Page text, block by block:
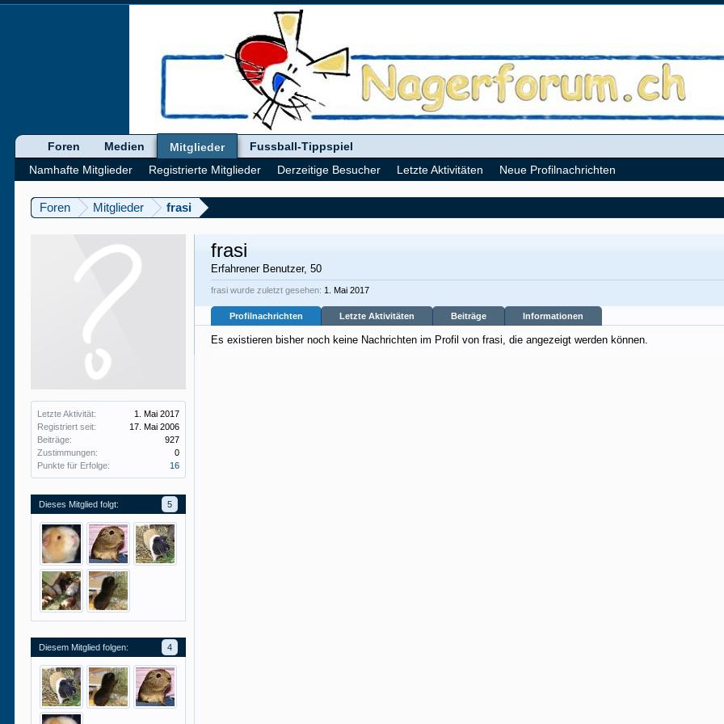
Foren Mitglieder frasi
Letzte Aktivität:
1. Mai 2017
Registriert seit:
17. Mai 2006
Beiträge:
927
Zustimmungen:
0
Punkte für Erfolge:
16
Dieses Mitglied folgt: 5
Diesem Mitglied folgen: 4
frasi
Erfahrener Benutzer, 50
frasi wurde zuletzt gesehen: 1. Mai 2017
Profilnachrichten Letzte Aktivitäten Beiträge Informationen
Es existieren bisher noch keine Nachrichten im Profil von frasi, die angezeigt werden können.
Foren Medien
Mitglieder
Namhafte Mitglieder
Registrierte Mitglieder Derzeitige Besucher Letzte Aktivitäten Neue Profilnachrichten
Fussball-Tippspiel